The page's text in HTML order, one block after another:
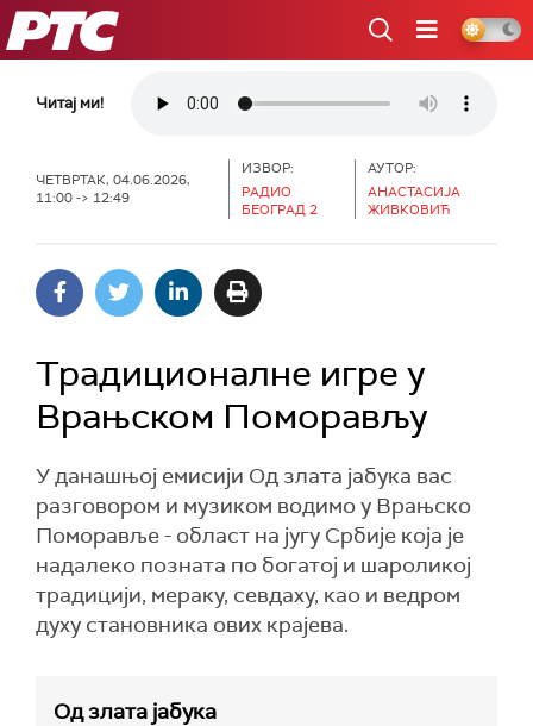
РТС
Читај ми!
ЧЕТВРТАК, 04.06.2026,
11:00 -> 12:49
ИЗВОР:
РАДИО
БЕОГРАД 2
АУТОР:
АНАСТАСИЈА
ЖИВКОВИЋ
Традиционалне игре у
Врањском Поморављу
У данашњој емисији Од злата јабука вас
разговором и музиком водимо у Врањско
Поморавље - област на југу Србије која је
надалеко позната по богатој и шароликој
традицији, мераку, севдаху, као и ведром
духу становника ових крајева.
Од злата јабука